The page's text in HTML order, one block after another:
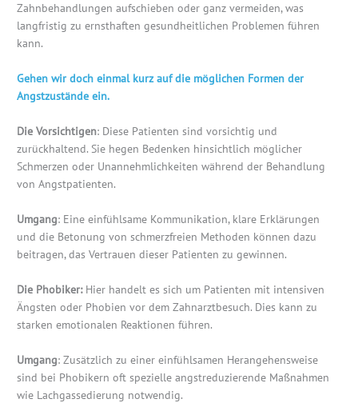
Zahnbehandlungen aufschieben oder ganz vermeiden, was
langfristig zu ernsthaften gesundheitlichen Problemen führen
kann.
Gehen wir doch einmal kurz auf die möglichen Formen der
Angstzustände ein.
Die Vorsichtigen: Diese Patienten sind vorsichtig und
zurückhaltend. Sie hegen Bedenken hinsichtlich möglicher
Schmerzen oder Unannehmlichkeiten während der Behandlung
von Angstpatienten.
Umgang: Eine einfühlsame Kommunikation, klare Erklärungen
und die Betonung von schmerzfreien Methoden können dazu
beitragen, das Vertrauen dieser Patienten zu gewinnen.
Die Phobiker:Hier handelt es sich um Patienten mit intensiven
Ängsten oder Phobien vor dem Zahnarztbesuch. Dies kann zu
starken emotionalen Reaktionen führen.
Umgang: Zusätzlich zu einer einfühlsamen Herangehensweise
sind bei Phobikern oft spezielle angstreduzierende Maßnahmen
wie Lachgassedierung notwendig.